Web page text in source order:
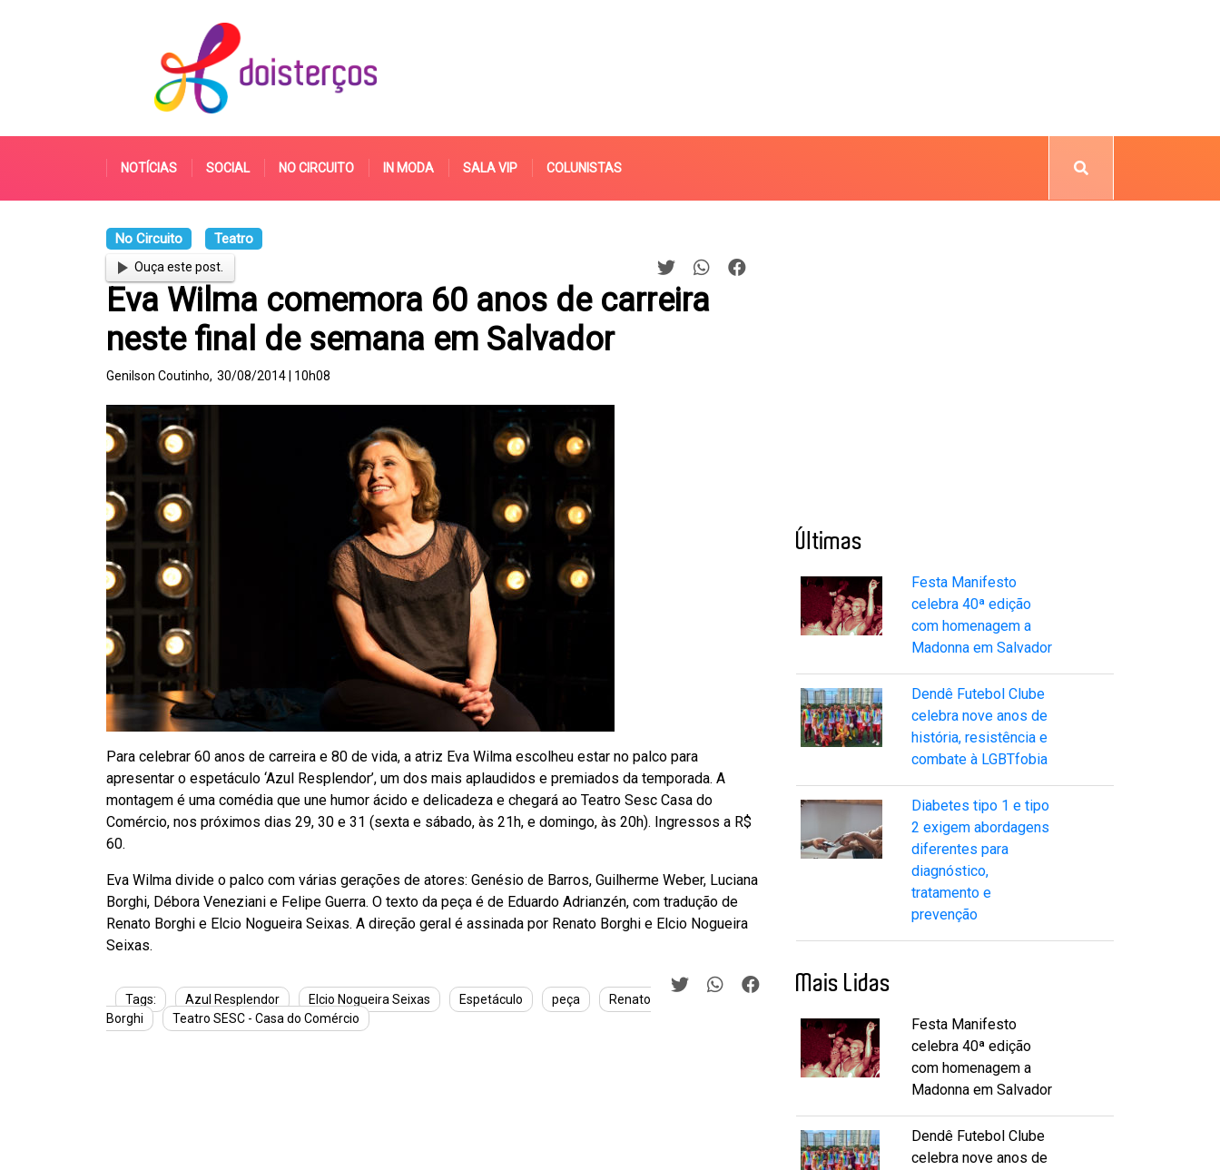
NOTÍCIAS SOCIAL NO CIRCUITO IN MODA SALA VIP COLUNISTAS
No Circuito Teatro
Ouça este post.
Eva Wilma comemora 60 anos de carreira
neste final de semana em Salvador
Genilson Coutinho, 30/08/2014 | 10h08
Para celebrar 60 anos de carreira e 80 de vida, a atriz Eva Wilma escolheu estar no palco para
apresentar o espetáculo ‘Azul Resplendor’, um dos mais aplaudidos e premiados da temporada. A
montagem é uma comédia que une humor ácido e delicadeza e chegará ao Teatro Sesc Casa do
Comércio, nos próximos dias 29, 30 e 31 (sexta e sábado, às 21h, e domingo, às 20h). Ingressos a R$
60.
Eva Wilma divide o palco com várias gerações de atores: Genésio de Barros, Guilherme Weber, Luciana
Borghi, Débora Veneziani e Felipe Guerra. O texto da peça é de Eduardo Adrianzén, com tradução de
Renato Borghi e Elcio Nogueira Seixas. A direção geral é assinada por Renato Borghi e Elcio Nogueira
Seixas.
Tags: Azul Resplendor Elcio Nogueira Seixas Espetáculo peça
Renato
Borghi
Teatro SESC - Casa do Comércio
Últimas
Festa Manifesto
celebra 40ª edição
com homenagem a
Madonna em Salvador
Dendê Futebol Clube
celebra nove anos de
história, resistência e
combate à LGBTfobia
Diabetes tipo 1 e tipo
2 exigem abordagens
diferentes para
diagnóstico,
tratamento e
prevenção
Mais Lidas
Festa Manifesto
celebra 40ª edição
com homenagem a
Madonna em Salvador
Dendê Futebol Clube
celebra nove anos de